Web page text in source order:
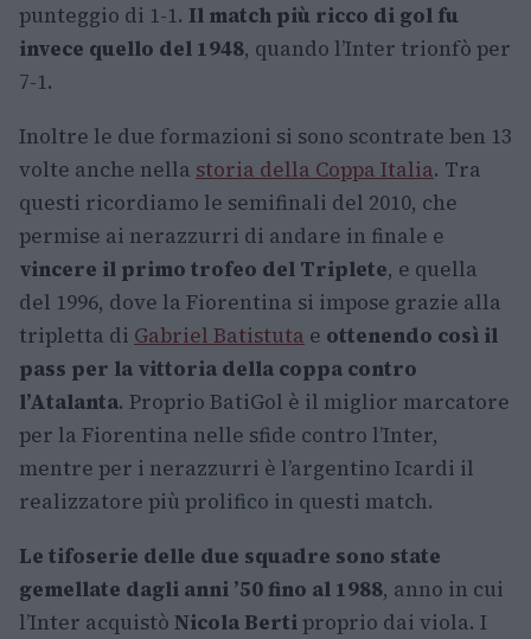
punteggio di 1-1. Il match più ricco di gol fu
invece quello del 1948, quando l’Inter trionfò per
7-1.
Inoltre le due formazioni si sono scontrate ben 13
volte anche nella storia della Coppa Italia. Tra
questi ricordiamo le semifinali del 2010, che
permise ai nerazzurri di andare in finale e
vincere il primo trofeo del Triplete, e quella
del 1996, dove la Fiorentina si impose grazie alla
tripletta di Gabriel Batistuta e ottenendo così il
pass per la vittoria della coppa contro
l’Atalanta. Proprio BatiGol è il miglior marcatore
per la Fiorentina nelle sfide contro l’Inter,
mentre per i nerazzurri è l’argentino Icardi il
realizzatore più prolifico in questi match.
Le tifoserie delle due squadre sono state
gemellate dagli anni ’50 fino al 1988, anno in cui
l’Inter acquistò Nicola Bertiproprio dai viola. I